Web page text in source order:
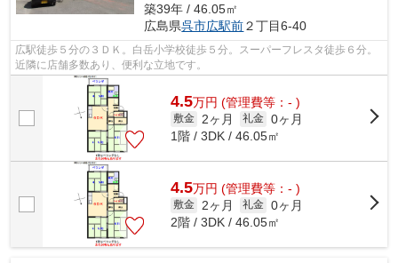
築39年 / 46.05㎡
広島県呉市広駅前２丁目6-40
広駅徒歩５分の３ＤＫ。白岳小学校徒歩５分。スーパーフレスタ徒歩６分。
近隣に店舗多数あり、便利な立地です。
4.5万円 (管理費等：- )
敷金 2ヶ月 礼金 0ヶ月
1階 / 3DK / 46.05㎡
4.5万円 (管理費等：- )
敷金 2ヶ月 礼金 0ヶ月
2階 / 3DK / 46.05㎡